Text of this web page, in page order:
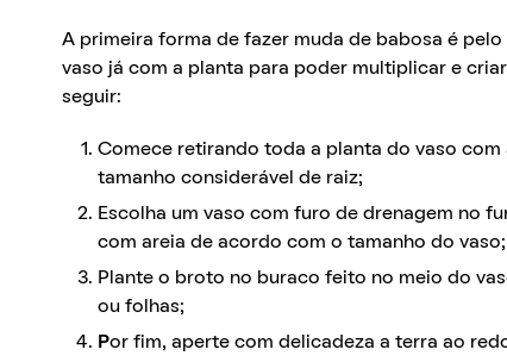
A primeira forma de fazer muda de babosa é
vaso já com a planta para poder multiplicar e
seguir:
Comece retirando toda a planta do vaso
tamanho considerável de raiz;
Escolha um vaso com furo de drenagem no
com areia de acordo com o tamanho do vaso;
Plante o broto no buraco feito no meio do
ou folhas;
Por fim, aperte com delicadeza a terra ao